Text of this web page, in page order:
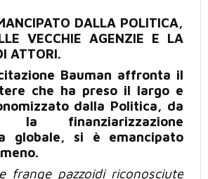
DALLA POLITICA,
VECCHIE AGENZIE E LA
ATTORI.
Bauman affronta il
che ha preso il largo e
dalla Politica, da
finanziarizzazione
globale, si è emancipato
frange pazzoidi riconosciute